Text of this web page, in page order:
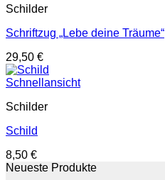
Schilder
Schriftzug „Lebe deine Träume“
29,50 €
Schnellansicht
Schilder
Schild
8,50 €
Neueste Produkte